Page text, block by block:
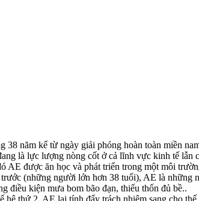
38 năm kể từ ngày giải phóng hoàn toàn miền
là lực lượng nòng cốt ở cả lĩnh vực kinh tế lẫn
AE được ăn học và phát triển trong một môi
(những người lớn hơn 38 tuổi), AE là những
điều kiện mưa bom bão đạn, thiếu thốn đủ bề..